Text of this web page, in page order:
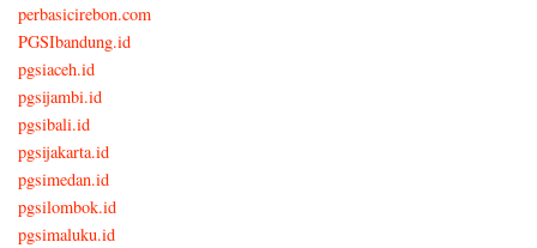
perbasicirebon.com
PGSIbandung.id
pgsiaceh.id
pgsijambi.id
pgsibali.id
pgsijakarta.id
pgsimedan.id
pgsilombok.id
pgsimaluku.id